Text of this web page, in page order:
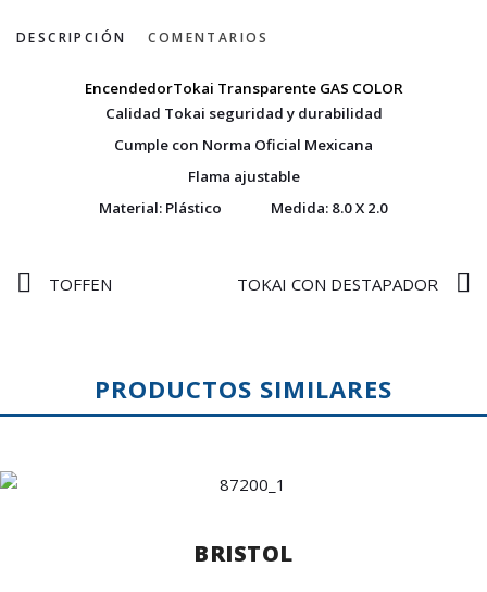
DESCRIPCIÓN COMENTARIOS
EncendedorTokai Transparente GAS COLOR
Calidad Tokai seguridad y durabilidad
Cumple con Norma Oficial Mexicana
Flama ajustable
Material: Plástico Medida: 8.0 X 2.0
TOFFEN TOKAI CON DESTAPADOR
PRODUCTOS SIMILARES
BRISTOL